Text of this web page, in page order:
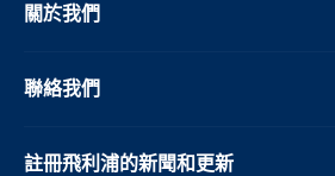
關於我們
聯絡我們
註冊飛利浦的新聞和更新